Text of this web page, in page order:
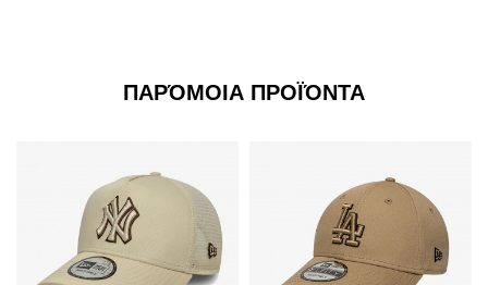
ΠΑΡΌΜΟΙΑ ΠΡΟΪΌΝΤΑ